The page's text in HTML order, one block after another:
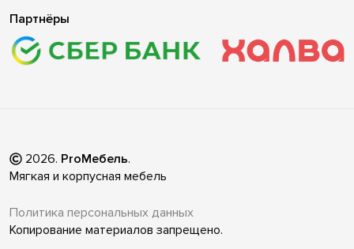
Партнёры
2026. ProМебель.
Мягкая и корпусная мебель
Политика персональных данных
Копирование материалов запрещено.